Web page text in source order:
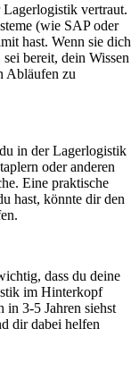
vertraut.
(wie SAP oder
hast. Wenn sie dich
bereit, dein Wissen
Abläufen zu
in der Lagerlogistik
oder anderen
Eine praktische
hast, könnte dir den
dass du deine
im Hinterkopf
in 3-5 Jahren siehst
dir dabei helfen